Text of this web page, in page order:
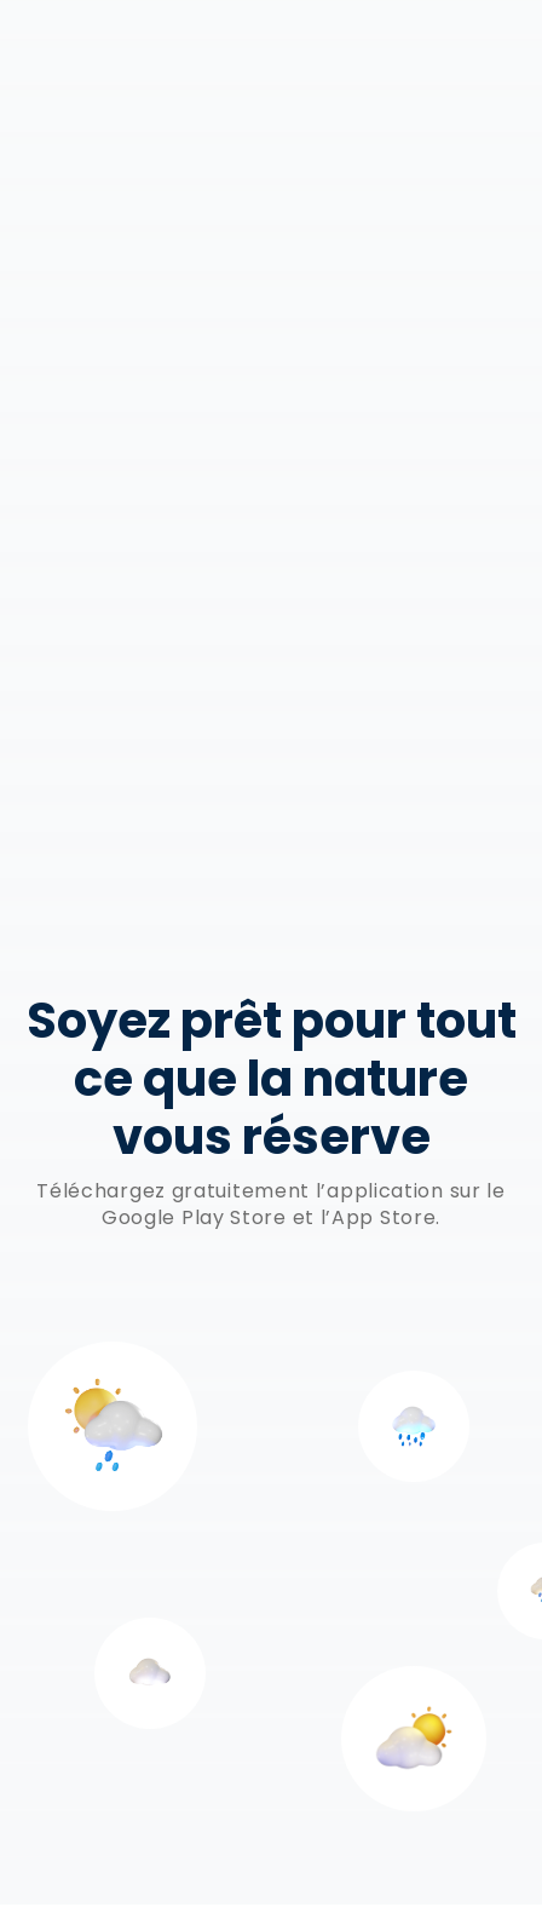
Soyez prêt pour tout
ce que la nature
vous réserve
Téléchargez gratuitement l’application sur le
Google Play Store et l’App Store.